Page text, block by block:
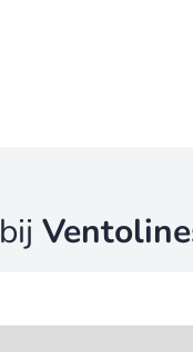
bij